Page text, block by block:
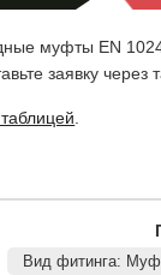
муфты EN
заявку через
Вид фитинга: